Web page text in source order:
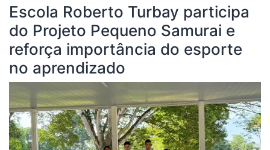
Escola Roberto Turbay participa
do Projeto Pequeno Samurai e
reforça importância do esporte
no aprendizado